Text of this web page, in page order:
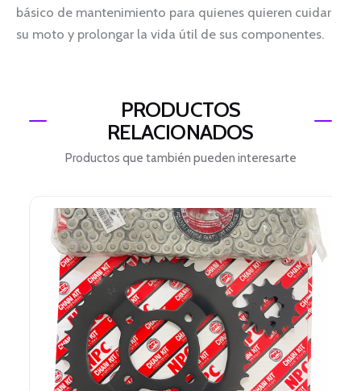
básico de mantenimiento para quienes quieren cuidar
su moto y prolongar la vida útil de sus componentes.
PRODUCTOS
RELACIONADOS
Productos que también pueden interesarte